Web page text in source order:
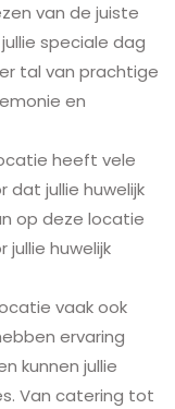
van de juiste
speciale dag
tal van prachtige
en
heeft vele
dat jullie huwelijk
op deze locatie
huwelijk
vaak ook
ervaring
kunnen jullie
Van catering tot